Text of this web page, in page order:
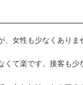
女性も少なくありま
て楽です。接客も少